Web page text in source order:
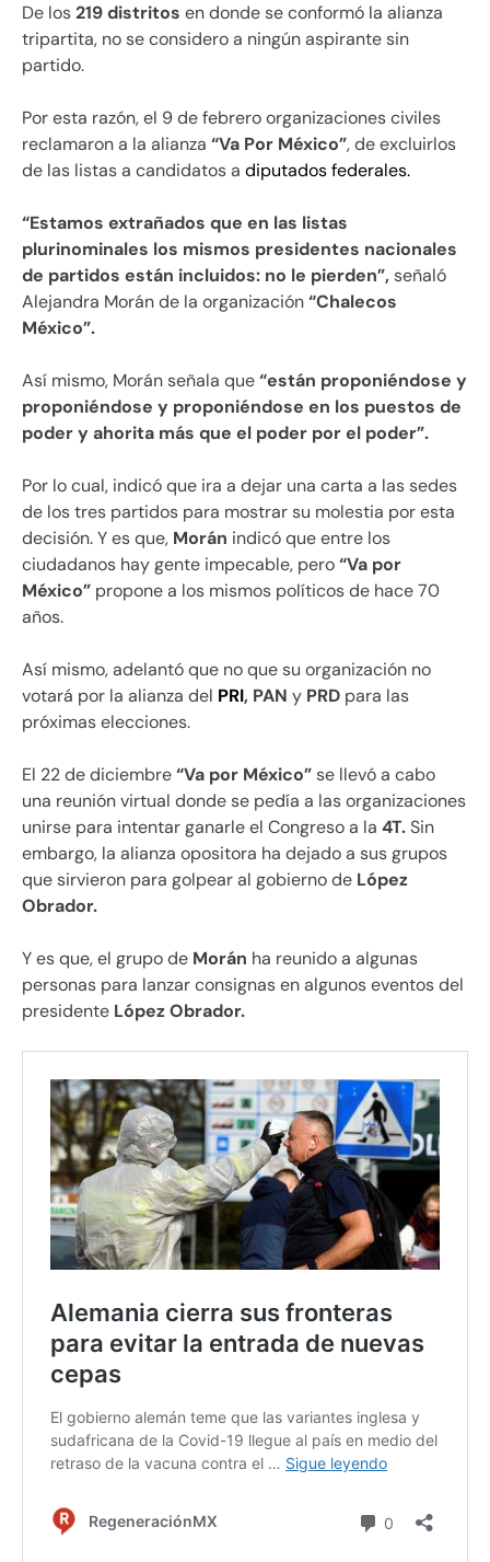
De los219 distritos en donde se conformó la alianza
tripartita, no se considero a ningún aspirante sin
partido.
Por esta razón, el 9 de febrero organizaciones civiles
reclamaron a la alianza “Va Por México”, de excluirlos
de las listas a candidatos a diputados federales.
“Estamos extrañados que en las listas
plurinominales los mismos presidentes nacionales
de partidos están incluidos: no le pierden”, señaló
Alejandra Morán de la organización“Chalecos
México”.
Así mismo, Morán señala que“están proponiéndose y
proponiéndose y proponiéndose en los puestos de
poder y ahorita más que el poder por el poder”.
Por lo cual, indicó que ira a dejar una carta a las sedes
de los tres partidos para mostrar su molestia por esta
decisión. Y es que, Morán indicó que entre los
ciudadanos hay gente impecable, pero“Va por
México” propone a los mismos políticos de hace 70
años.
Así mismo, adelantó que no que su organización no
votará por la alianza del PRI, PAN y PRD para las
próximas elecciones.
El 22 de diciembre“Va por México”se llevó a cabo
una reunión virtual donde se pedía a las organizaciones
unirse para intentar ganarle el Congreso a la 4T.Sin
embargo, la alianza opositora ha dejado a sus grupos
que sirvieron para golpear al gobierno de López
Obrador.
Y es que, el grupo de Morán ha reunido a algunas
personas para lanzar consignas en algunos eventos del
presidente López Obrador.